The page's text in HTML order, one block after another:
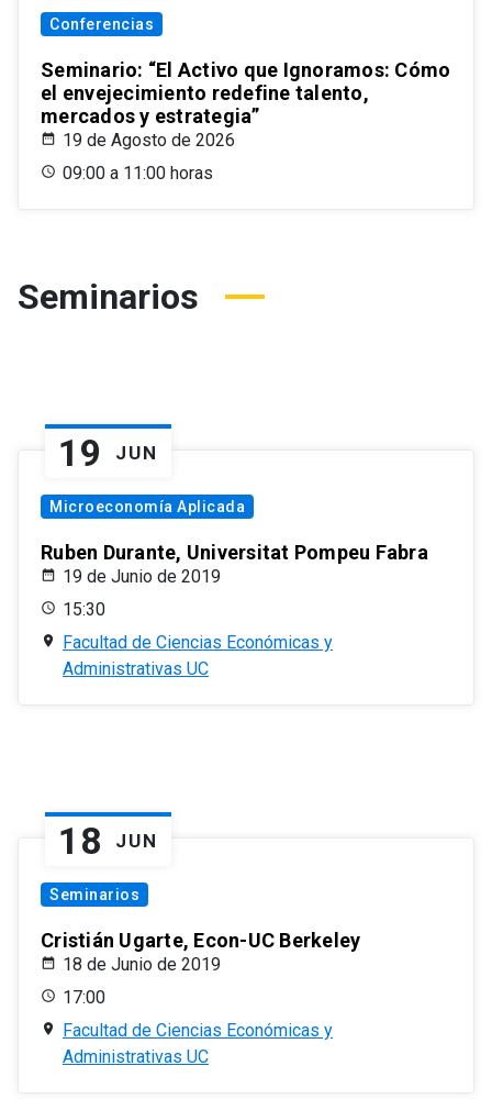
Conferencias
Seminario: “El Activo que Ignoramos: Cómo
el envejecimiento redefine talento,
mercados y estrategia”
19 de Agosto de 2026
09:00 a 11:00 horas
Seminarios
19 JUN
Microeconomía Aplicada
Ruben Durante, Universitat Pompeu Fabra
19 de Junio de 2019
15:30
Facultad de Ciencias Económicas y
Administrativas UC
18 JUN
Seminarios
Cristián Ugarte, Econ-UC Berkeley
18 de Junio de 2019
17:00
Facultad de Ciencias Económicas y
Administrativas UC